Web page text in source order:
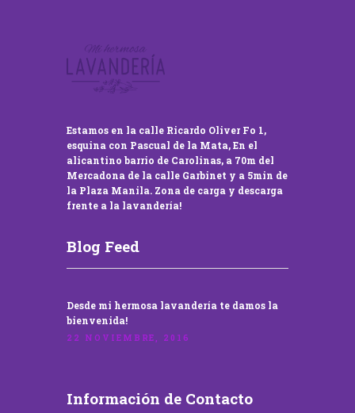
Estamos en la calle Ricardo Oliver Fo 1,
esquina con Pascual de la Mata, En el
alicantino barrio de Carolinas, a 70m del
Mercadona de la calle Garbinet y a 5min de
la Plaza Manila. Zona de carga y descarga
frente a la lavandería!
Blog Feed
Desde mi hermosa lavandería te damos la
bienvenida!
22 NOVIEMBRE, 2016
Información de Contacto